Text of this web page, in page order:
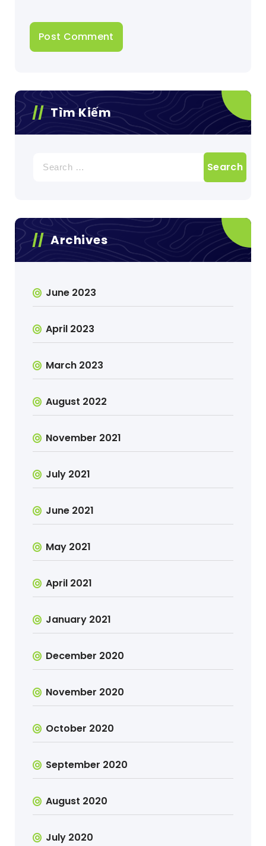
Tìm Kiếm
for:
Archives
June 2023
April 2023
March 2023
August 2022
November 2021
July 2021
June 2021
May 2021
April 2021
January 2021
December 2020
November 2020
October 2020
September 2020
August 2020
July 2020